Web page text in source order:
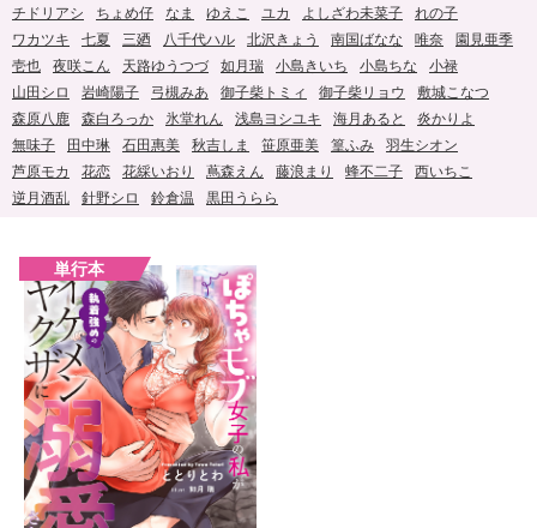
チドリアシ
ちょめ仔 なま ゆえこ ユカ よしざわ未菜子
れの子
ワカツキ
七夏 三廼 八千代ハル 北沢きょう 南国ばなな 唯奈
園見亜季
壱也
夜咲こん 天路ゆうつづ 如月瑞 小島きいち 小島ちな
小禄
山田シロ
岩崎陽子 弓槻みあ 御子柴トミィ 御子柴リョウ
敷城こなつ
森原八鹿
森白ろっか 氷堂れん 浅島ヨシユキ 海月あると
炎かりよ
無味子
田中琳 石田惠美 秋吉しま 笹原亜美 篁ふみ
羽生シオン
芦原モカ
花恋 花綵いおり 蔦森えん 藤浪まり 蜂不二子
西いちこ
逆月酒乱
針野シロ 鈴倉温 黒田うらら